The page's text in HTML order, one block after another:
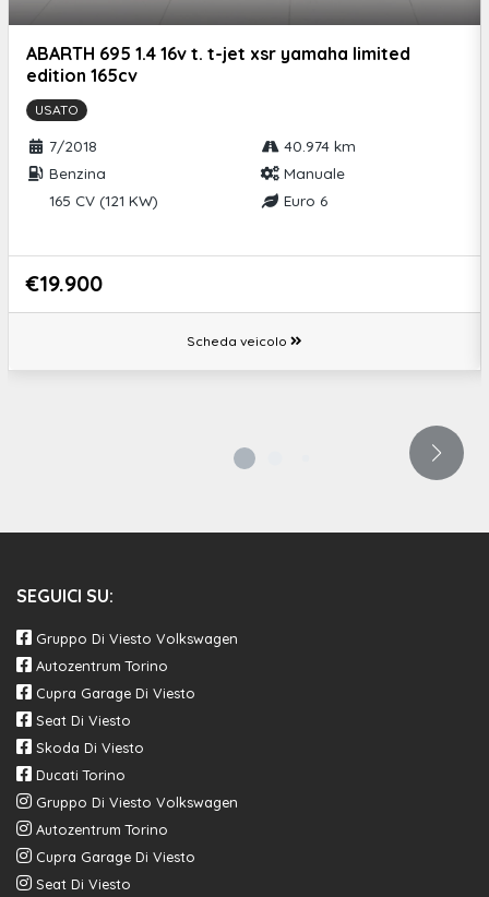
ABARTH 695 1.4 16v t. t-jet xsr yamaha limited
edition 165cv
USATO
7/2018
40.974 km
Benzina
Manuale
165 CV (121 KW)
Euro 6
€19.900
Scheda veicolo
SEGUICI SU:
Gruppo Di Viesto Volkswagen
Autozentrum Torino
Cupra Garage Di Viesto
Seat Di Viesto
Skoda Di Viesto
Ducati Torino
Gruppo Di Viesto Volkswagen
Autozentrum Torino
Cupra Garage Di Viesto
Seat Di Viesto